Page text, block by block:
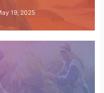
19, 2025